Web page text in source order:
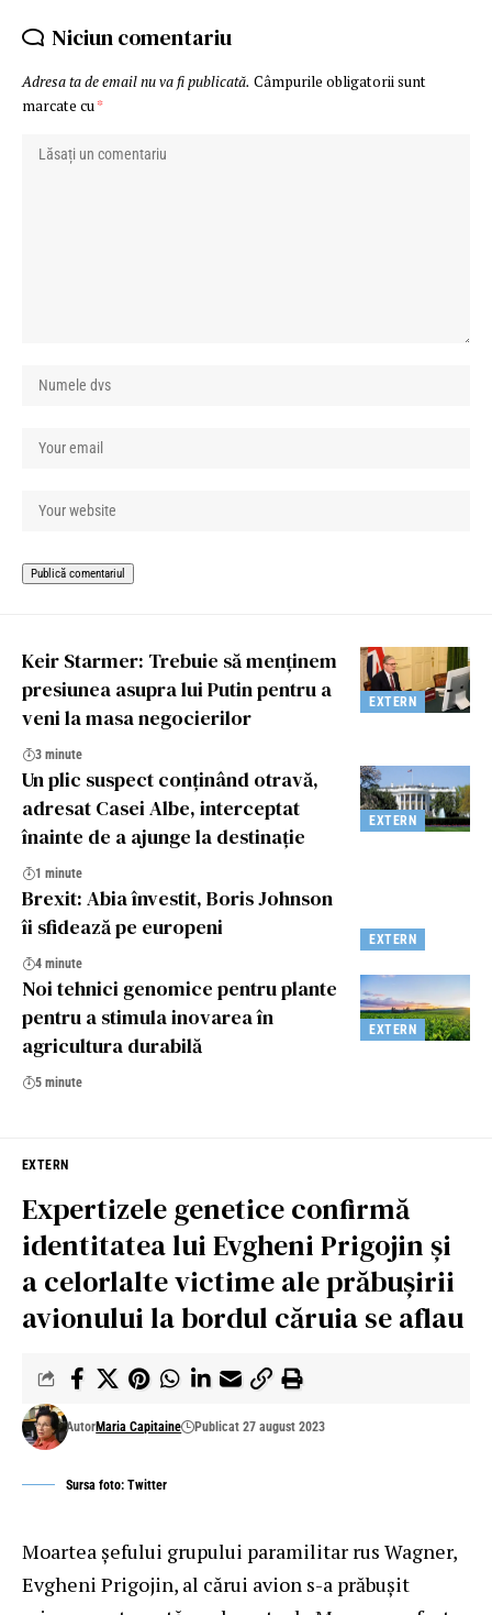
Niciun comentariu
Adresa ta de email nu va fi publicată. Câmpurile obligatorii sunt
marcate cu*
EXTERN
Keir Starmer: Trebuie să menţinem
presiunea asupra lui Putin pentru a
veni la masa negocierilor
3 minute
EXTERN
Un plic suspect conținând otravă,
adresat Casei Albe, interceptat
înainte de a ajunge la destinație
1 minute
EXTERN
Brexit: Abia învestit, Boris Johnson
îi sfidează pe europeni
4 minute
EXTERN
Noi tehnici genomice pentru plante
pentru a stimula inovarea în
agricultura durabilă
5 minute
EXTERN
Expertizele genetice confirmă
identitatea lui Evgheni Prigojin și
a celorlalte victime ale prăbușirii
avionului la bordul căruia se aflau
AutorMaria Capitaine Publicat 27 august 2023
Sursa foto: Twitter
Moartea șefului grupului paramilitar rus Wagner,
Evgheni Prigojin, al cărui avion s-a prăbușit